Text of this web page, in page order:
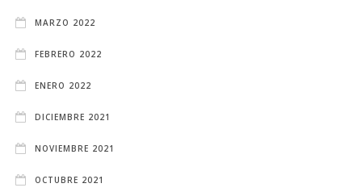
MARZO 2022
FEBRERO 2022
ENERO 2022
DICIEMBRE 2021
NOVIEMBRE 2021
OCTUBRE 2021